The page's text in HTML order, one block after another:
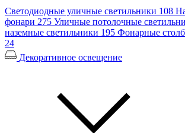
Светодиодные уличные светильники 108
фонари 275 Уличные потолочные
наземные светильники 195 Фонарные
24
Декоративное освещение